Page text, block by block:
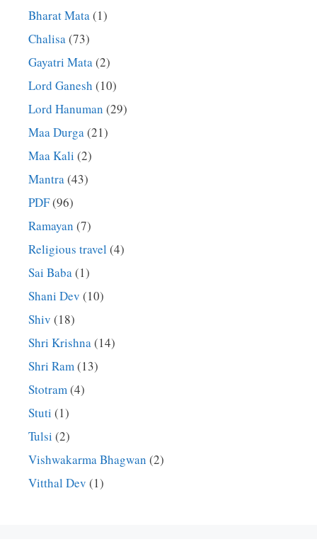
Bharat Mata(1)
Chalisa(73)
Gayatri Mata(2)
Lord Ganesh (10)
Lord Hanuman (29)
Maa Durga(21)
Maa Kali (2)
Mantra(43)
PDF(96)
Ramayan (7)
Religious travel (4)
Sai Baba(1)
Shani Dev (10)
Shiv (18)
Shri Krishna(14)
Shri Ram(13)
Stotram(4)
Stuti (1)
Tulsi (2)
Vishwakarma Bhagwan (2)
Vitthal Dev (1)